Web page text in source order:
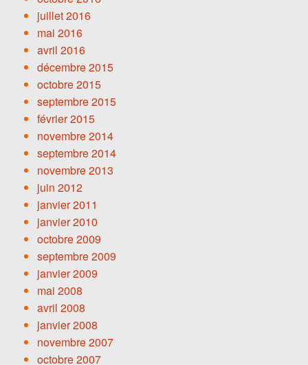
juillet 2016
mai 2016
avril 2016
décembre 2015
octobre 2015
septembre 2015
février 2015
novembre 2014
septembre 2014
novembre 2013
juin 2012
janvier 2011
janvier 2010
octobre 2009
septembre 2009
janvier 2009
mai 2008
avril 2008
janvier 2008
novembre 2007
octobre 2007